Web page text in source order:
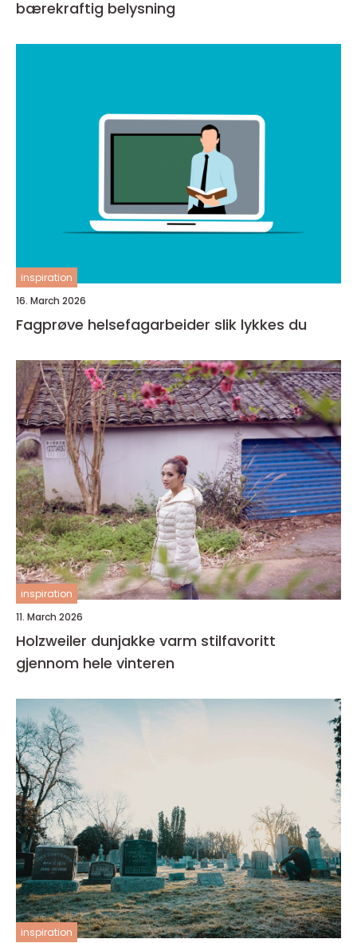
bærekraftig belysning
inspiration
16. March 2026
Fagprøve helsefagarbeider slik lykkes du
inspiration
11. March 2026
Holzweiler dunjakke varm stilfavoritt
gjennom hele vinteren
inspiration